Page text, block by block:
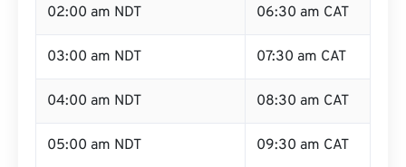
02:00 am NDT 06:30 am CAT
03:00 am NDT 07:30 am CAT
04:00 am NDT 08:30 am CAT
05:00 am NDT 09:30 am CAT